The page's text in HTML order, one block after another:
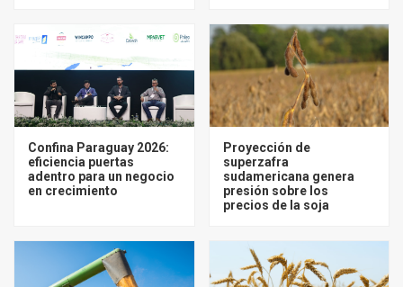
Confina Paraguay 2026:
eficiencia puertas
adentro para un negocio
en crecimiento
Proyección de
superzafra
sudamericana genera
presión sobre los
precios de la soja